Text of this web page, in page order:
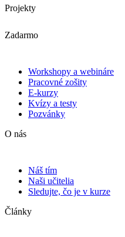
Projekty
Zadarmo
Workshopy a webináre
Pracovné zošity
E-kurzy
Kvízy a testy
Pozvánky
O nás
Náš tím
Naši učitelia
Sledujte, čo je v kurze
Články